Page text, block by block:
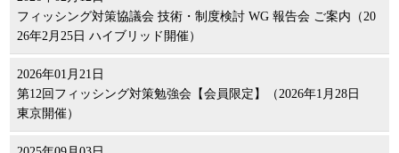
フィッシング対策協議会 技術・制度検討 WG 報告会 ご案内（20
26年2月25日 ハイブリッド開催）
2026年01月21日
第12回フィッシング対策勉強会【会員限定】（2026年1月28日
東京開催）